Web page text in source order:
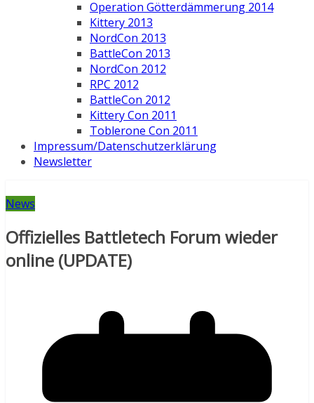
Operation Götterdämmerung 2014
Kittery 2013
NordCon 2013
BattleCon 2013
NordCon 2012
RPC 2012
BattleCon 2012
Kittery Con 2011
Toblerone Con 2011
Impressum/Datenschutzerklärung
Newsletter
News
Offizielles Battletech Forum wieder
online (UPDATE)